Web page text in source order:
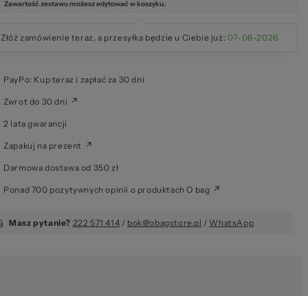
Zawartość zestawu możesz edytować w koszyku.
Złóż zamówienie teraz, a przesyłka będzie u Ciebie już: 07-08-2026
PayPo: Kup teraz i zapłać za 30 dni
Zwrot do 30 dni
2 lata gwarancji
Zapakuj na prezent
Darmowa dostawa od 350 zł
Ponad 700 pozytywnych opinii o produktach O bag
Masz pytanie? 222 571 414 / bok@obagstore.pl / WhatsApp